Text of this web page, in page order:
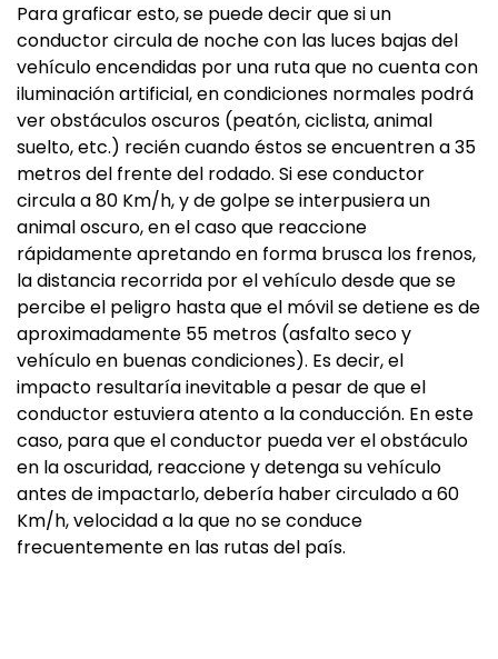
Para graficar esto, se puede decir que si un
conductor circula de noche con las luces bajas del
vehículo encendidas por una ruta que no cuenta con
iluminación artificial, en condiciones normales podrá
ver obstáculos oscuros (peatón, ciclista, animal
suelto, etc.) recién cuando éstos se encuentren a 35
metros del frente del rodado. Si ese conductor
circula a 80 Km/h, y de golpe se interpusiera un
animal oscuro, en el caso que reaccione
rápidamente apretando en forma brusca los frenos,
la distancia recorrida por el vehículo desde que se
percibe el peligro hasta que el móvil se detiene es de
aproximadamente 55 metros (asfalto seco y
vehículo en buenas condiciones). Es decir, el
impacto resultaría inevitable a pesar de que el
conductor estuviera atento a la conducción. En este
caso, para que el conductor pueda ver el obstáculo
en la oscuridad, reaccione y detenga su vehículo
antes de impactarlo, debería haber circulado a 60
Km/h, velocidad a la que no se conduce
frecuentemente en las rutas del país.